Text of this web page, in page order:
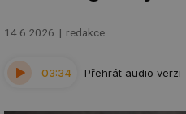
14.6.2026 redakce
03:34 Přehrát audio verzi